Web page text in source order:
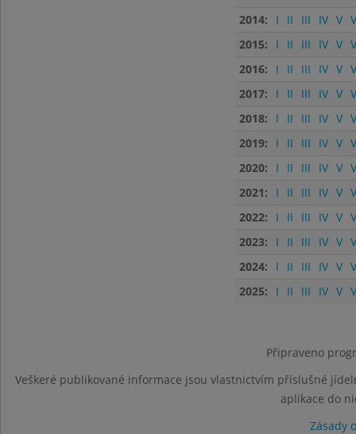
2014:
I II III IV V
2015:
I II III IV V
2016:
I II III IV V
2017:
I II III IV V
2018:
I II III IV V
2019:
I II III IV V
2020:
I II III IV V
2021:
I II III IV V
2022:
I II III IV V
2023:
I II III IV V
2024:
I II III IV V
2025:
I II III IV V
Připraveno
Veškeré publikované informace jsou vlastnictvím příslušné
aplikace do
Zásady